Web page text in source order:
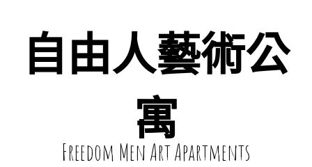
自由人藝術公
寓
Freedom Men Art Apartments